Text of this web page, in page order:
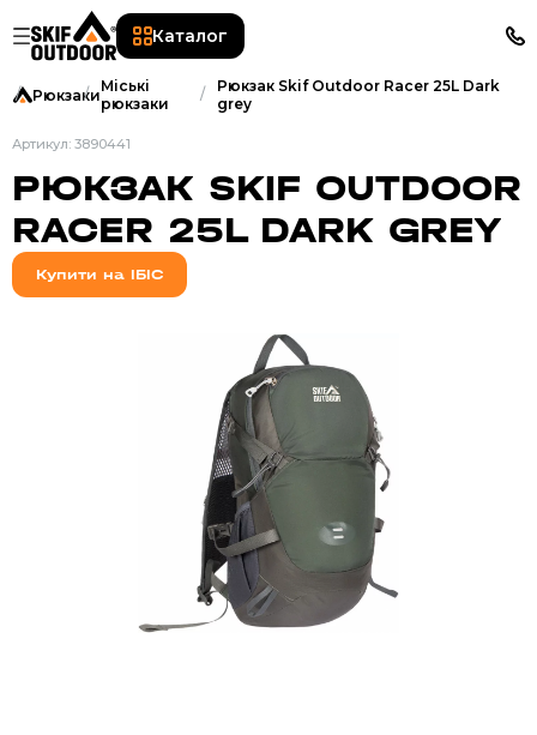
Каталог
РюкзакиМіські
рюкзаки
Рюкзак Skif Outdoor Racer 25L Dark
grey
Артикул: 3890441
РЮКЗАК SKIF OUTDOOR
RACER 25L DARK GREY
Купити на ІБІС